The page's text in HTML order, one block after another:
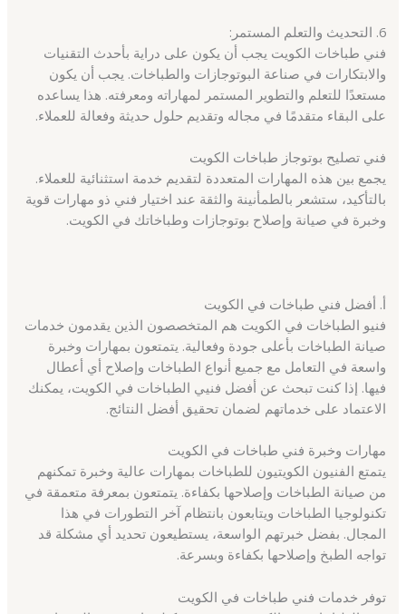
6. التحديث والتعلم المستمر:
فني طباخات الكويت يجب أن يكون على دراية بأحدث التقنيات
والابتكارات في صناعة البوتوجازات والطباخات. يجب أن يكون
مستعدًا للتعلم والتطوير المستمر لمهاراته ومعرفته. هذا يساعده
على البقاء متقدمًا في مجاله وتقديم حلول حديثة وفعالة للعملاء.
فني تصليح بوتوجاز طباخات الكويت
يجمع بين هذه المهارات المتعددة لتقديم خدمة استثنائية للعملاء.
بالتأكيد، ستشعر بالطمأنينة والثقة عند اختيار فني ذو مهارات قوية
وخبرة في صيانة وإصلاح بوتوجازات وطباخاتك في الكويت.
أ. أفضل فني طباخات في الكويت
فنيو الطباخات في الكويت هم المتخصصون الذين يقدمون خدمات
صيانة الطباخات بأعلى جودة وفعالية. يتمتعون بمهارات وخبرة
واسعة في التعامل مع جميع أنواع الطباخات وإصلاح أي أعطال
فيها. إذا كنت تبحث عن أفضل فنيي الطباخات في الكويت، يمكنك
الاعتماد على خدماتهم لضمان تحقيق أفضل النتائج.
مهارات وخبرة فني طباخات في الكويت
يتمتع الفنيون الكويتيون للطباخات بمهارات عالية وخبرة تمكنهم
من صيانة الطباخات وإصلاحها بكفاءة. يتمتعون بمعرفة متعمقة في
تكنولوجيا الطباخات ويتابعون بانتظام آخر التطورات في هذا
المجال. بفضل خبرتهم الواسعة، يستطيعون تحديد أي مشكلة قد
تواجه الطبخ وإصلاحها بكفاءة وبسرعة.
توفر خدمات فني طباخات في الكويت